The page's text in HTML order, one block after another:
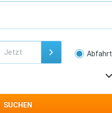
Abfahrt
SUCHEN